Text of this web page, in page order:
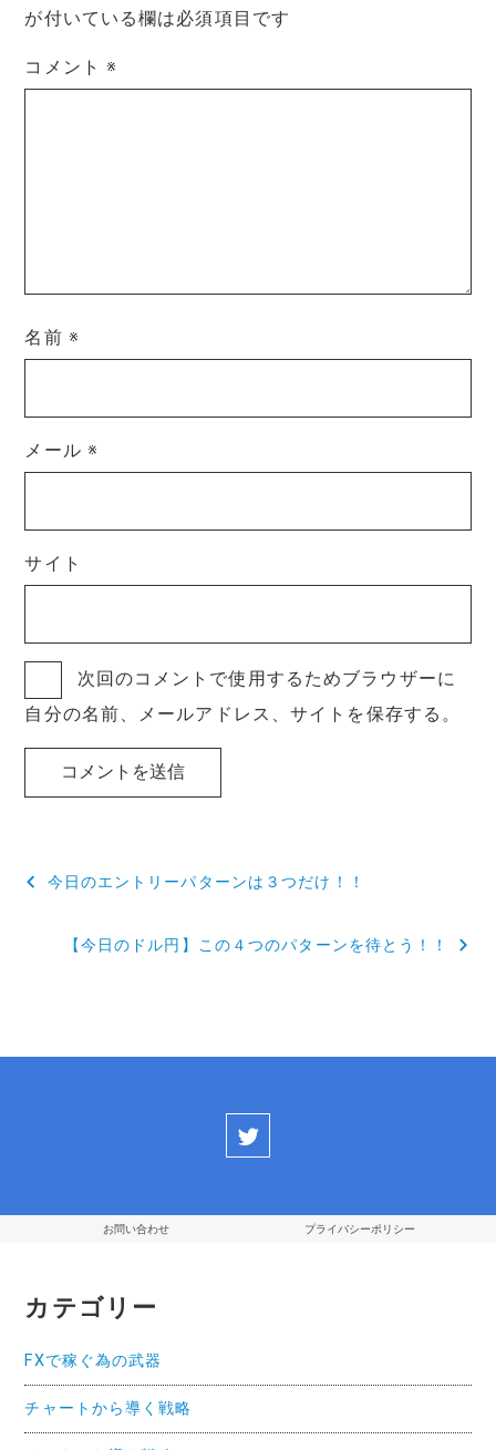
が付いている欄は必須項目です
コメント※
名前 ※
メール ※
サイト
次回のコメントで使用するためブラウザーに
自分の名前、メールアドレス、サイトを保存する。
投
今日のエントリーパターンは３つだけ！！
【今日のドル円】この４つのパターンを待とう！！
お問い合わせ プライバシーポリシー
カテゴリー
FXで稼ぐ為の武器
チャートから導く戦略